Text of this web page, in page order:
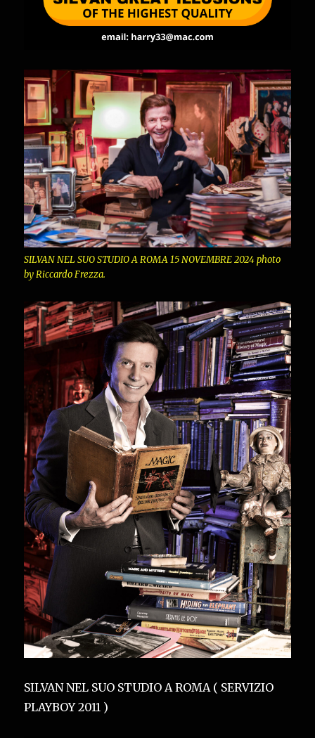
SILVAN NEL SUO STUDIO A ROMA 15 NOVEMBRE 2024 photo
by Riccardo Frezza.
SILVAN NEL SUO STUDIO A ROMA ( SERVIZIO
PLAYBOY 2011 )